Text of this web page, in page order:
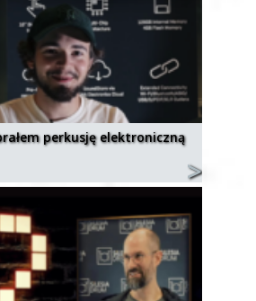
perkusję elektroniczną